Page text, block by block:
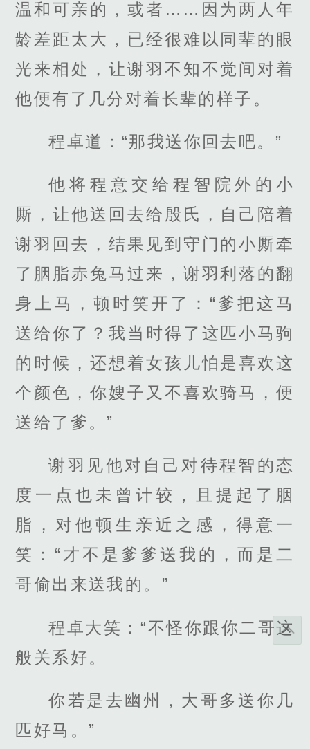
温和可亲的，或者……因为两人年
龄差距太大，已经很难以同辈的眼
光来相处，让谢羽不知不觉间对着
他便有了几分对着长辈的样子。
程卓道：“那我送你回去吧。”
他将程意交给程智院外的小
厮，让他送回去给殷氏，自己陪着
谢羽回去，结果见到守门的小厮牵
了胭脂赤兔马过来，谢羽利落的翻
身上马，顿时笑开了：“爹把这马
送给你了？我当时得了这匹小马驹
的时候，还想着女孩儿怕是喜欢这
个颜色，你嫂子又不喜欢骑马，便
送给了爹。”
谢羽见他对自己对待程智的态
度一点也未曾计较，且提起了胭
脂，对他顿生亲近之感，得意一
笑：“才不是爹爹送我的，而是二
哥偷出来送我的。”
程卓大笑：“不怪你跟你二哥这
般关系好。
你若是去幽州，大哥多送你几
匹好马。”